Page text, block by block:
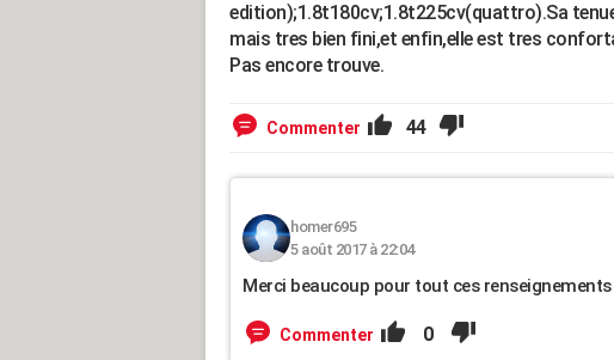
edition);1.8t180cv;1.8t225cv(quattro).Sa
mais tres bien fini,et enfin,elle est tres
Pas encore trouve.
Commenter 44
homer695
5 août 2017 à 22:04
Merci beaucoup pour tout ces
Commenter 0